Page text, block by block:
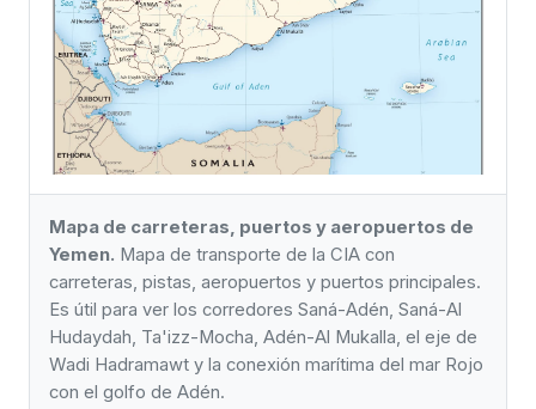
Mapa de carreteras, puertos y aeropuertos de
Yemen. Mapa de transporte de la CIA con
carreteras, pistas, aeropuertos y puertos principales.
Es útil para ver los corredores Saná-Adén, Saná-Al
Hudaydah, Ta'izz-Mocha, Adén-Al Mukalla, el eje de
Wadi Hadramawt y la conexión marítima del mar Rojo
con el golfo de Adén.